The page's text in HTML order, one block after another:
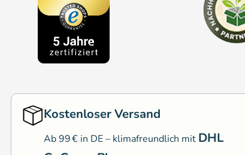
Kostenloser Versand
Ab 99 € in DE – klimafreundlich mit DHL